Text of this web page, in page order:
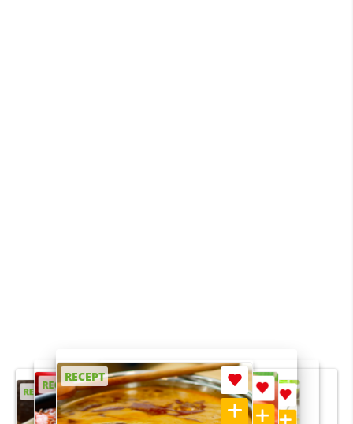
RECEPT
RECEPT
RECEPT
RECEPT
RECEPT